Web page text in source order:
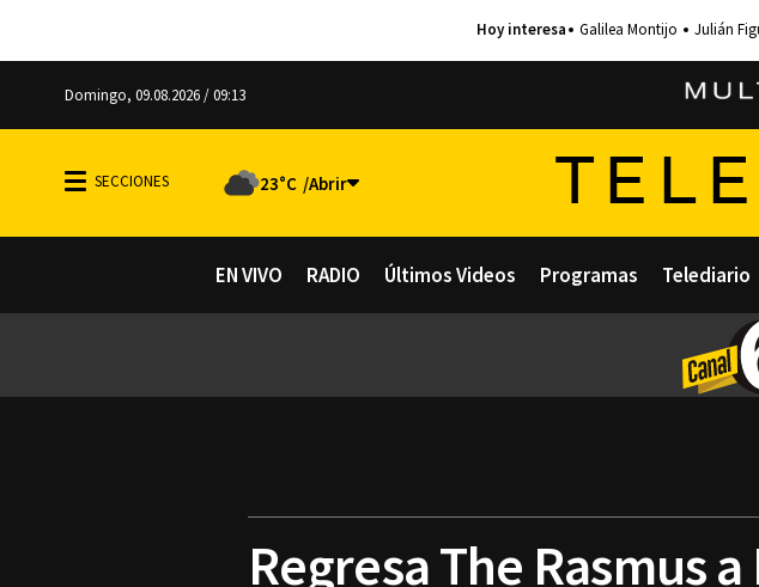
Galilea Montijo Julián
Domingo, 09.08.2026 / 09:13
23°C
EN VIVO RADIO Últimos Videos Programas Telediario
Regresa The Rasmus